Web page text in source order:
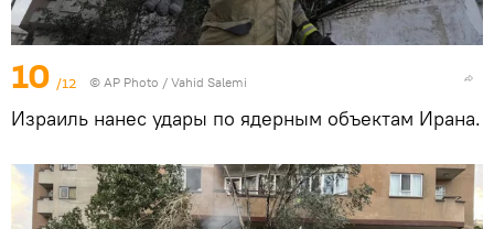
10 /12 © AP Photo / Vahid Salemi
Израиль нанес удары по ядерным объектам Ирана.